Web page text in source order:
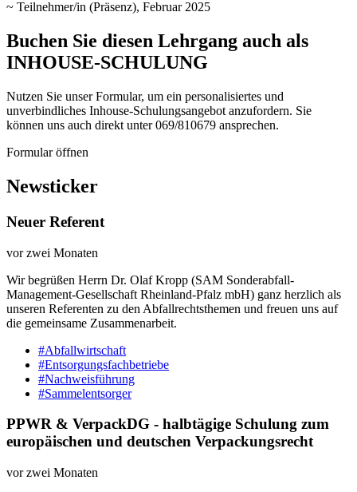
~ Teilnehmer/in (Präsenz), Februar 2025
Buchen Sie diesen Lehrgang auch als
INHOUSE-SCHULUNG
Nutzen Sie unser Formular, um ein personalisiertes und
unverbindliches Inhouse-Schulungs­angebot anzufordern. Sie
können uns auch direkt unter 069/810679 ansprechen.
Formular öffnen
Newsticker
Neuer Referent
vor zwei Monaten
Wir begrüßen Herrn Dr. Olaf Kropp (SAM Sonderabfall-
Management-Gesellschaft Rheinland-Pfalz mbH) ganz herzlich als
unseren Referenten zu den Abfallrechtsthemen und freuen uns auf
die gemeinsame Zusammenarbeit.
#Abfallwirtschaft
#Entsorgungsfachbetriebe
#Nachweisführung
#Sammelentsorger
PPWR & VerpackDG - halbtägige Schulung zum
europäischen und deutschen Verpackungsrecht
vor zwei Monaten